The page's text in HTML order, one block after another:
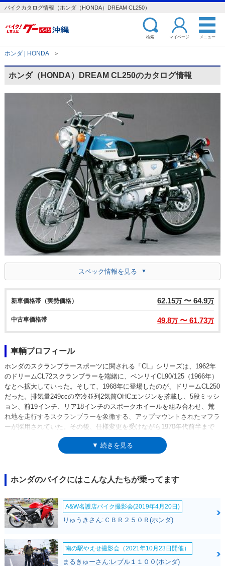
バイクカタログ情報（ホンダ（HONDA）DREAM CL250）
検索 マイページ メニュー
ホンダ | HONDA ＞
ホンダ（HONDA）DREAM CL250のカタログ情報
スペック情報を見る
新車価格帯（実勢価格） 62.15万 〜 64.9万
中古車価格帯 49.8万 〜 61.73万
車輌プロフィール
ホンダのスクランブラースポーツに関される「CL」シリーズは、1962年
のドリームCL72スクランブラーを端緒に、ベンリイCL90/125（1966年）
なとへ拡大していった。そして、1968年に登場したのが、ドリームCL250
だった。排気量249ccの空冷並列2気筒OHCエンジンを搭載し、5段ミッシ
ョン、前19インチ、リア18インチのスポークホイールを組み合わせ、荒
れ地を走行するスクランブラーを象徴する、アップマウントされたマフラ
ーが採用されていた。その後、仕様変更を受けながら1970年代前半まで
ラインナップされていた。【追記】それから約50年がたった2022年11月
のEICMA（ミラノショー）で、新しくCL500が発表され、その際に、日本
が、アップマウントのマフラーなど、スクランブラーらしいスタイルはそ
のままとなる。新しいCL250は2023年5月に発売されたが、別車種として
項を分けた。
▼ 続きを見る
ホンダのバイクにはこんな人たちが乗ってます
A&W名護店バイク撮影会(2019年4月20日)
りゅうきさん:ＣＢＲ２５０Ｒ(ホンダ)
南の駅やえせ撮影会（2021年10月23日開催）
まるきゅーさん:レブル１１００(ホンダ)